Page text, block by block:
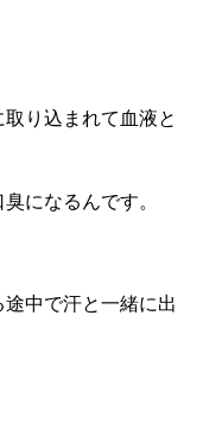
り込まれて血液と
になるんです。
中で汗と一緒に出